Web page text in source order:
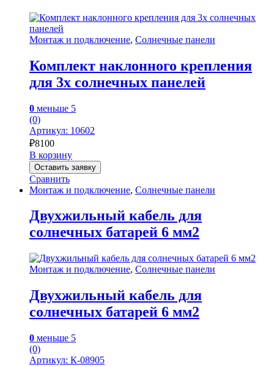
Монтаж и подключение, Солнечные панели
Комплект наклонного крепления
для 3х солнечных панелей
0 меньше 5
(0)
Артикул: 10602
₽8100
В корзину
Оставить заявку
Сравнить
Монтаж и подключение, Солнечные панели
Двухжильный кабель для
солнечных батарей 6 мм2
Монтаж и подключение, Солнечные панели
Двухжильный кабель для
солнечных батарей 6 мм2
0 меньше 5
(0)
Артикул: К-08905